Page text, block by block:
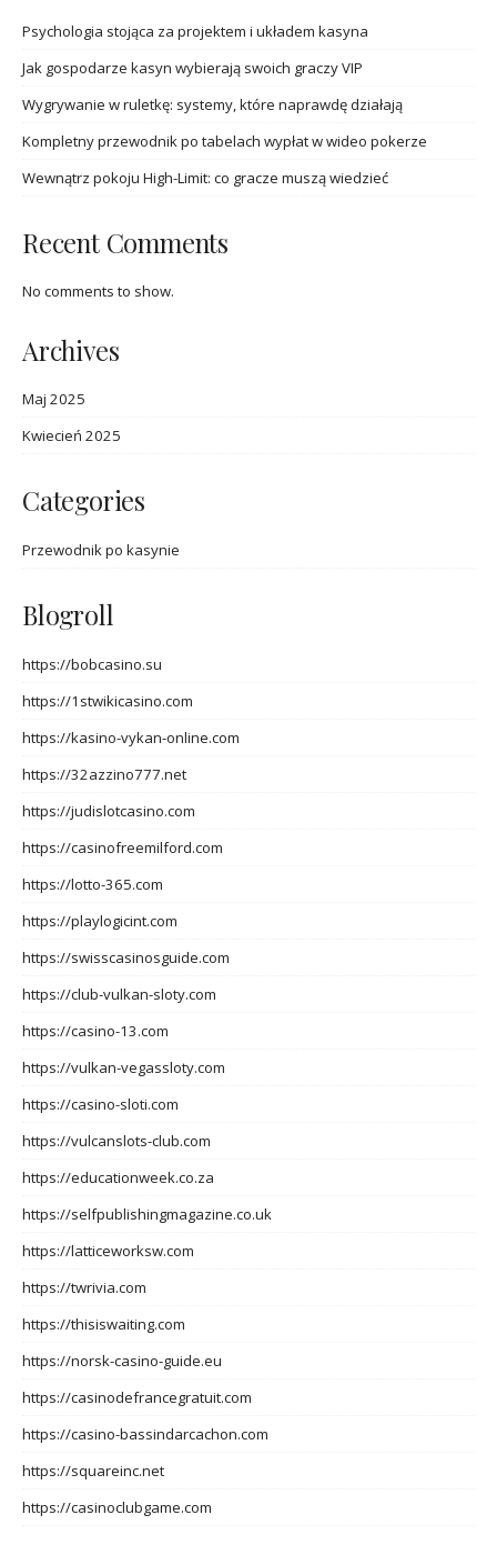
Psychologia stojąca za projektem i układem kasyna
Jak gospodarze kasyn wybierają swoich graczy VIP
Wygrywanie w ruletkę: systemy, które naprawdę działają
Kompletny przewodnik po tabelach wypłat w wideo pokerze
Wewnątrz pokoju High-Limit: co gracze muszą wiedzieć
Recent Comments
No comments to show.
Archives
Maj 2025
Kwiecień 2025
Categories
Przewodnik po kasynie
Blogroll
https://bobcasino.su
https://1stwikicasino.com
https://kasino-vykan-online.com
https://32azzino777.net
https://judislotcasino.com
https://casinofreemilford.com
https://lotto-365.com
https://playlogicint.com
https://swisscasinosguide.com
https://club-vulkan-sloty.com
https://casino-13.com
https://vulkan-vegassloty.com
https://casino-sloti.com
https://vulcanslots-club.com
https://educationweek.co.za
https://selfpublishingmagazine.co.uk
https://latticeworksw.com
https://twrivia.com
https://thisiswaiting.com
https://norsk-casino-guide.eu
https://casinodefrancegratuit.com
https://casino-bassindarcachon.com
https://squareinc.net
https://casinoclubgame.com